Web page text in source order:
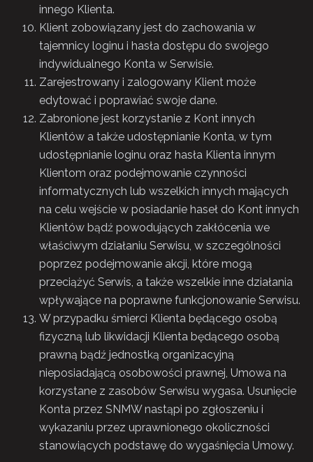
innego Klienta.
Klient zobowiązany jest do zachowania w
tajemnicy loginu i hasła dostępu do swojego
indywidualnego Konta w Serwisie.
Zarejestrowany i zalogowany Klient może
edytować i poprawiać swoje dane.
Zabronione jest korzystanie z Kont innych
Klientów a także udostępnianie Konta, w tym
udostępnianie loginu oraz hasła Klienta innym
Klientom oraz podejmowanie czynności
informatycznych lub wszelkich innych mających
na celu wejście w posiadanie haseł do Kont innych
Klientów bądź powodujących zakłócenia we
właściwym działaniu Serwisu, w szczególności
poprzez podejmowanie akcji, które mogą
przeciążyć Serwis, a także wszelkie inne działania
wpływające na poprawne funkcjonowanie Serwisu.
W przypadku śmierci Klienta będącego osobą
fizyczną lub likwidacji Klienta będącego osobą
prawną bądź jednostką organizacyjną
nieposiadającą osobowości prawnej, Umowa na
korzystane z zasobów Serwisu wygasa. Usunięcie
Konta przez SNMW nastąpi po zgłoszeniu i
wykazaniu przez uprawnionego okoliczności
stanowiących podstawę do wygaśnięcia Umowy.